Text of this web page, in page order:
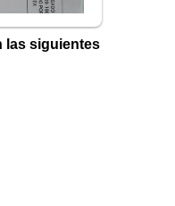
las siguientes